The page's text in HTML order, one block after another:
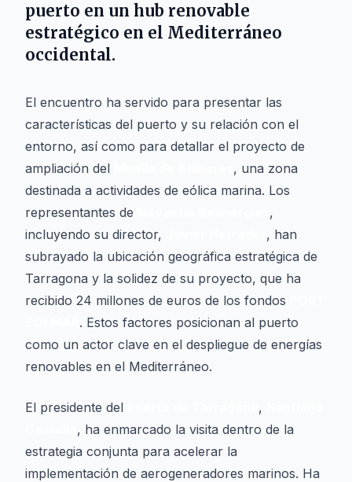
puerto en un hub renovable
estratégico en el Mediterráneo
occidental.
El encuentro ha servido para presentar las
características del puerto y su relación con el
entorno, así como para detallar el proyecto de
ampliación del
, una zona
destinada a actividades de eólica marina. Los
representantes de
,
incluyendo su director,
, han
subrayado la ubicación geográfica estratégica de
Tarragona y la solidez de su proyecto, que ha
recibido 24 millones de euros de los fondos
. Estos factores posicionan al puerto
como un actor clave en el despliegue de energías
renovables en el Mediterráneo.
El presidente del ,
, ha enmarcado la visita dentro de la
estrategia conjunta para acelerar la
implementación de aerogeneradores marinos. Ha